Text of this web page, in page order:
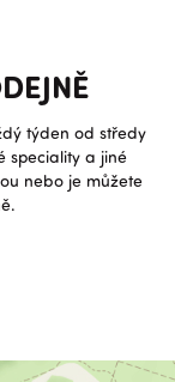
týden od středy
speciality a jiné
nebo je můžete